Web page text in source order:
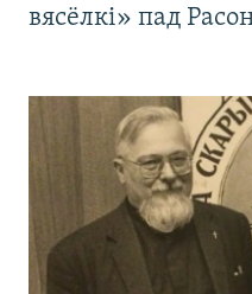
вясёлкі» пад